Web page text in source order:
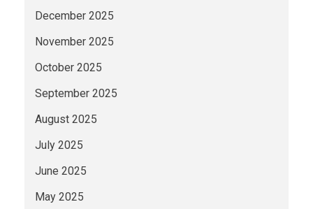
December 2025
November 2025
October 2025
September 2025
August 2025
July 2025
June 2025
May 2025